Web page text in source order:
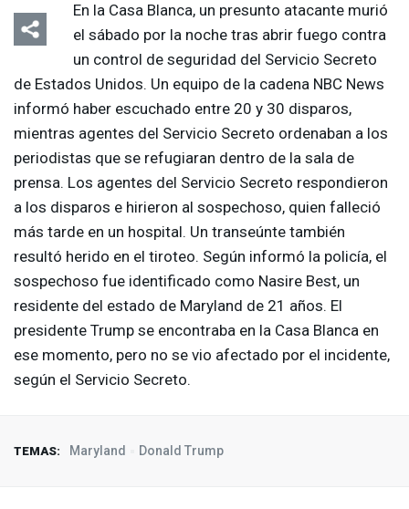
En la Casa Blanca, un presunto atacante murió
el sábado por la noche tras abrir fuego contra
un control de seguridad del Servicio Secreto
de Estados Unidos. Un equipo de la cadena NBC News
informó haber escuchado entre 20 y 30 disparos,
mientras agentes del Servicio Secreto ordenaban a los
periodistas que se refugiaran dentro de la sala de
prensa. Los agentes del Servicio Secreto respondieron
a los disparos e hirieron al sospechoso, quien falleció
más tarde en un hospital. Un transeúnte también
resultó herido en el tiroteo. Según informó la policía, el
sospechoso fue identificado como Nasire Best, un
residente del estado de Maryland de 21 años. El
presidente Trump se encontraba en la Casa Blanca en
ese momento, pero no se vio afectado por el incidente,
según el Servicio Secreto.
TEMAS: Maryland Donald Trump